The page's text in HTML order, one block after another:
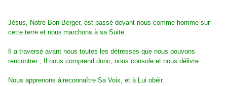
Jésus, Notre Bon Berger, est passé devant nous comme homme sur
cette terre et nous marchons à sa Suite.
Il a traversé avant nous toutes les détresses que nous pouvons
rencontrer ; Il nous comprend donc, nous console et nous délivre.
Nous apprenons à reconnaître Sa Voix, et à Lui obéir.